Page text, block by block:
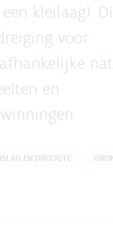
kleilaag).
voor
en
EN DROOGTE